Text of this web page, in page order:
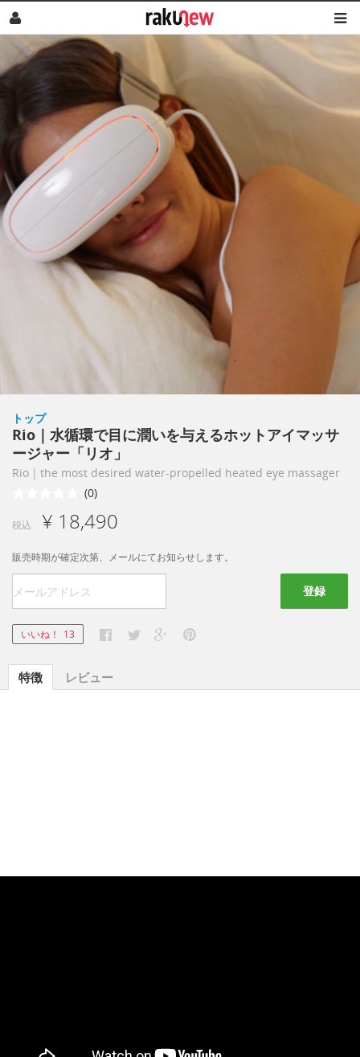
トップ
Rio｜水循環で目に潤いを与えるホットアイマッサ
ージャー「リオ」
Rio｜the most desired water-propelled heated eye massager
(0)
税込 ¥ 18,490
販売時期が確定次第、メールにてお知らせします。
登録
いいね！ 13
特徴 レビュー